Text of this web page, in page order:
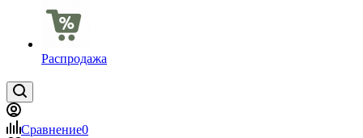
Распродажа
Сравнение0